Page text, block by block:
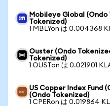
Mobileye Global (Ondo
Tokenized)
1 MBLYon は 0.004368
Ouster (Ondo
Tokenized)
1 OUSTon は 0.021901
US Copper Index Fund
(Ondo Tokenized)
1 CPERon は 0.019864